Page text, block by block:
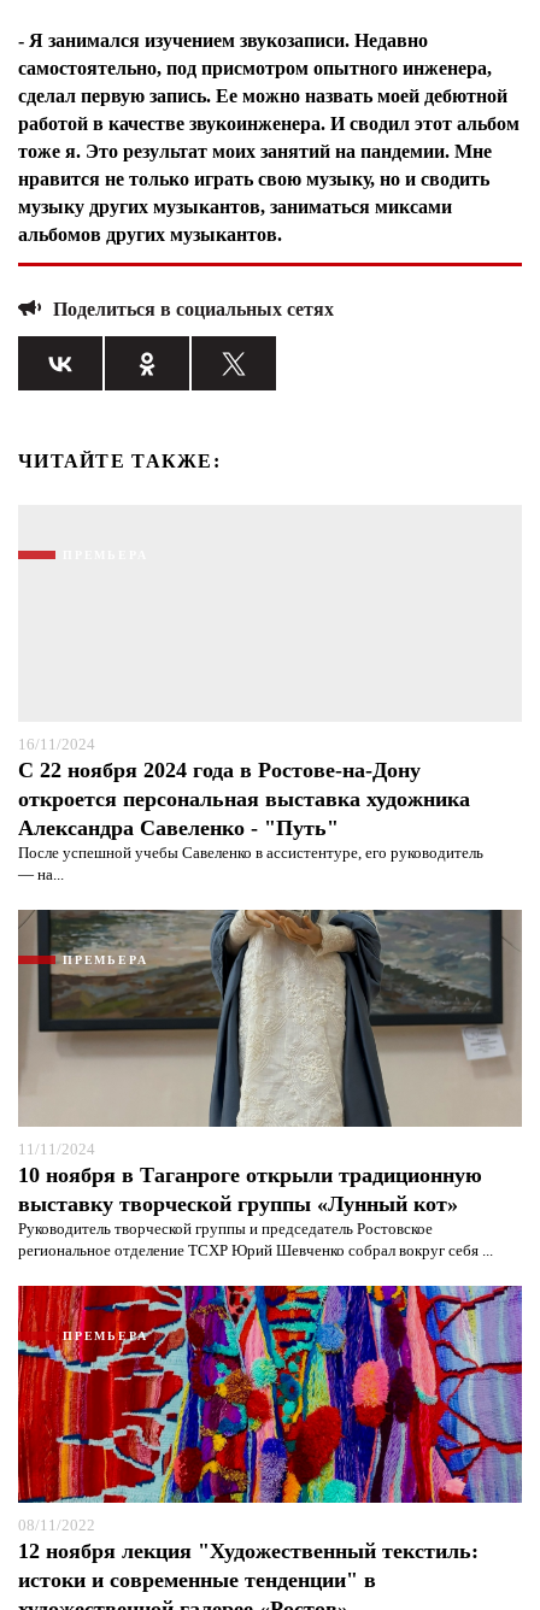
- Я занимался изучением звукозаписи. Недавно
самостоятельно, под присмотром опытного инженера,
сделал первую запись. Ее можно назвать моей дебютной
работой в качестве звукоинженера. И сводил этот альбом
тоже я. Это результат моих занятий на пандемии. Мне
нравится не только играть свою музыку, но и сводить
музыку других музыкантов, заниматься миксами
альбомов других музыкантов.
Поделиться в социальных сетях
ЧИТАЙТЕ ТАКЖЕ:
16/11/2024
С 22 ноября 2024 года в Ростове-на-Дону
откроется персональная выставка художника
Александра Савеленко - "Путь"
После успешной учебы Савеленко в ассистентуре, его руководитель
— на...
ПРЕМЬЕРА
11/11/2024
10 ноября в Таганроге открыли традиционную
выставку творческой группы «Лунный кот»
Руководитель творческой группы и председатель Ростовское
региональное отделение ТСХР Юрий Шевченко собрал вокруг себя ...
ПРЕМЬЕРА
08/11/2022
12 ноября лекция "Художественный текстиль:
истоки и современные тенденции" в